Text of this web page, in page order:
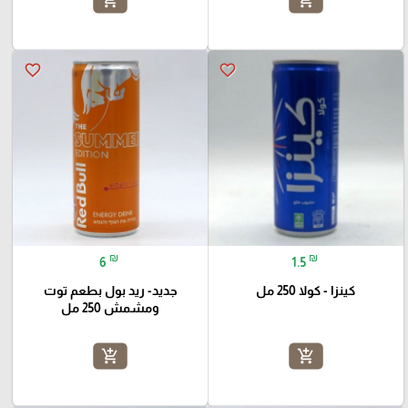
favorite_border
1.5 ₪
كينزا - كولا 250 مل
add_shopping_cart
favorite_border
6 ₪
جديد- ريد بول بطعم توت
ومشمش 250 مل
add_shopping_cart